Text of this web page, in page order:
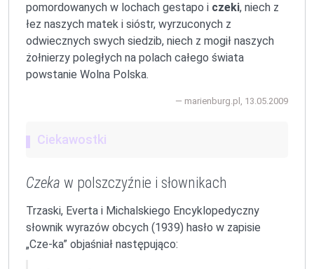
pomordowanych w lochach gestapo i czeki, niech z
łez naszych matek i sióstr, wyrzuconych z
odwiecznych swych siedzib, niech z mogił naszych
żołnierzy poległych na polach całego świata
powstanie Wolna Polska.
marienburg.pl, 13.05.2009
Ciekawostki
Czeka w polszczyźnie i słownikach
Trzaski, Everta i Michalskiego Encyklopedyczny
słownik wyrazów obcych (1939) hasło w zapisie
„Cze-ka” objaśniał następująco: